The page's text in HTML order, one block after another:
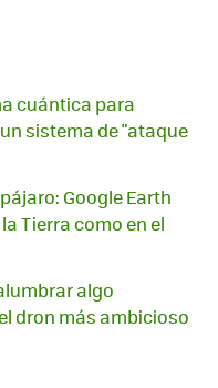
cuántica para
sistema de "ataque
Google Earth
Tierra como en el
algo
dron más ambicioso